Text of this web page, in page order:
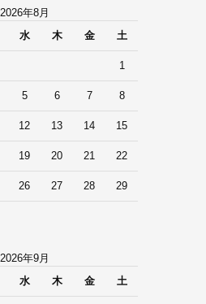
2026年8月
水 木 金 土
1
5 6 7 8
12 13 14 15
19 20 21 22
26 27 28 29
2026年9月
水 木 金 土